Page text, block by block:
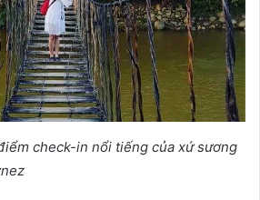
check-in nổi tiếng của xứ sương